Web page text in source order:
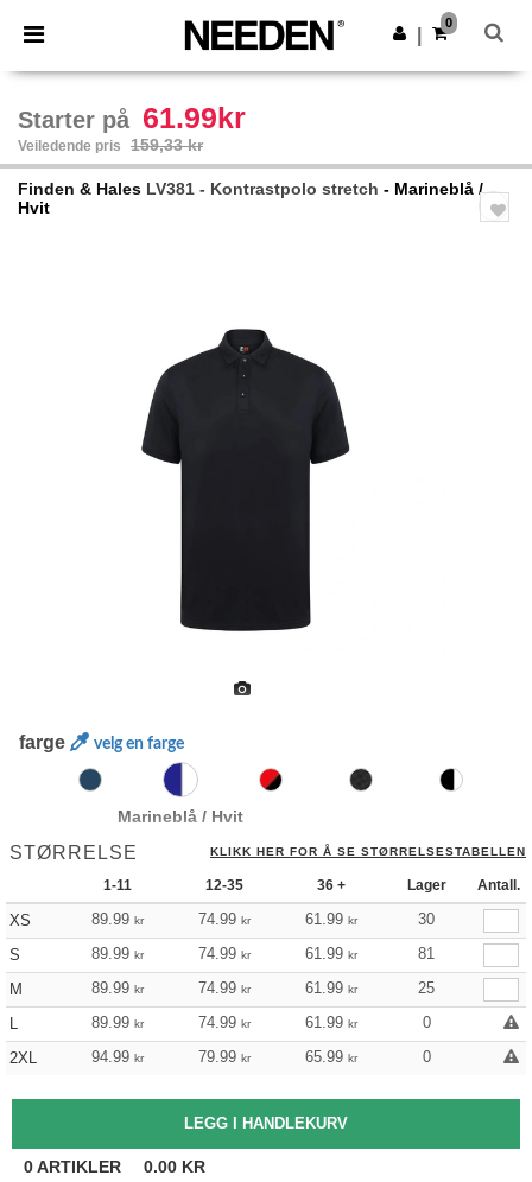
× Needen-app
Bedre priser i appen!
Last ned app
0
Starter på 61.99kr
Veiledende pris 159,33 kr
Finden & Hales LV381 - Kontrastpolo stretch - Marineblå /
Hvit
farge velg en farge
Marineblå / Hvit
STØRRELSE KLIKK HER FOR Å SE STØRRELSESTABELLEN
1-11 12-35 36 + Lager Antall.
XS 89.99 kr 74.99 kr 61.99 kr
30
S
89.99 kr 74.99 kr 61.99 kr
81
M
89.99 kr 74.99 kr 61.99 kr
25
L
89.99 kr 74.99 kr 61.99 kr
0
2XL
94.99 kr 79.99 kr 65.99 kr 0
0ARTIKLER 0.00 KR